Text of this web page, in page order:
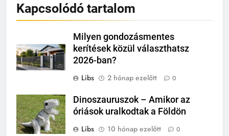
Kapcsolódó tartalom
Milyen gondozásmentes
kerítések közül választhatsz
2026-ban?
Libs
2 hónap ezelőtt 0
Dinoszauruszok – Amikor az
óriások uralkodtak a Földön
Libs
10 hónap ezelőtt 0